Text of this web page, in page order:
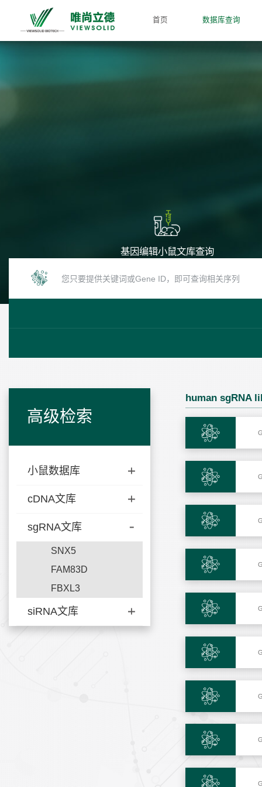
首页 数据库查询
基因编辑小鼠文库查询
高级检索
小鼠数据库
cDNA文库
sgRNA文库
SNX5
FAM83D
FBXL3
siRNA文库
human sgRNA